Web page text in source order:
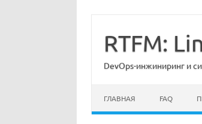
содержимому
RTFM:
DevOps-инжиниринг и
ГЛАВНАЯ FAQ